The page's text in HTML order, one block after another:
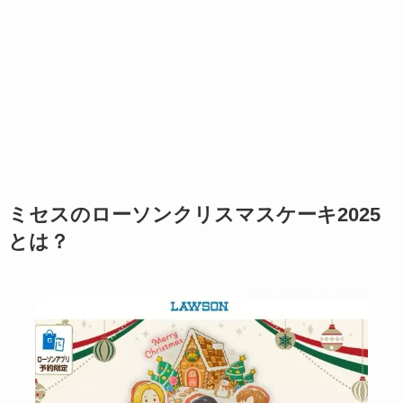
ミセスのローソンクリスマスケーキ2025
とは？